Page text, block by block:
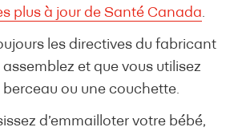
plus à jour de Santé Canada.
les directives du fabricant
assemblez et que vous utilisez
berceau ou une couchette.
d’emmailloter votre bébé,